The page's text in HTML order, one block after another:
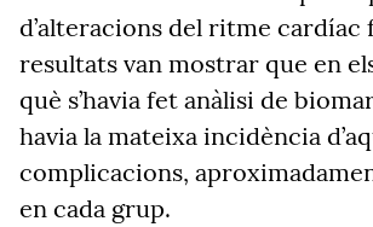
d’alteracions del ritme cardíac
resultats van mostrar que en
què s’havia fet anàlisi de
havia la mateixa incidència
complicacions,
en cada grup.